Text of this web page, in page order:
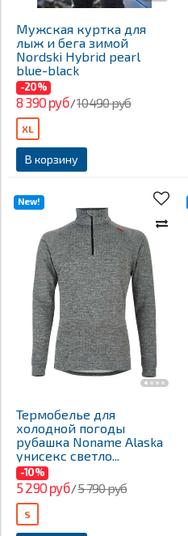
Мужская куртка для
лыж и бега зимой
Nordski Hybrid pearl
blue-black
-20%
8 390 руб/10 490 руб
В корзину
XL
New!
Термобелье для
холодной погоды
рубашка Noname Alaska
унисекс светло...
-10%
5 290 руб/5 790 руб
S